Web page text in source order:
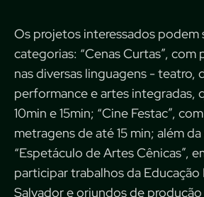
Os projetos interessados podem
categorias: “Cenas Curtas”, com
nas diversas linguagens - teatro,
performance e artes integradas,
10min e 15min; “Cine Festac”,
metragens de até 15 min; além
“Espetáculo de Artes Cênicas”,
participar trabalhos da Educação
Salvador e oriundos de